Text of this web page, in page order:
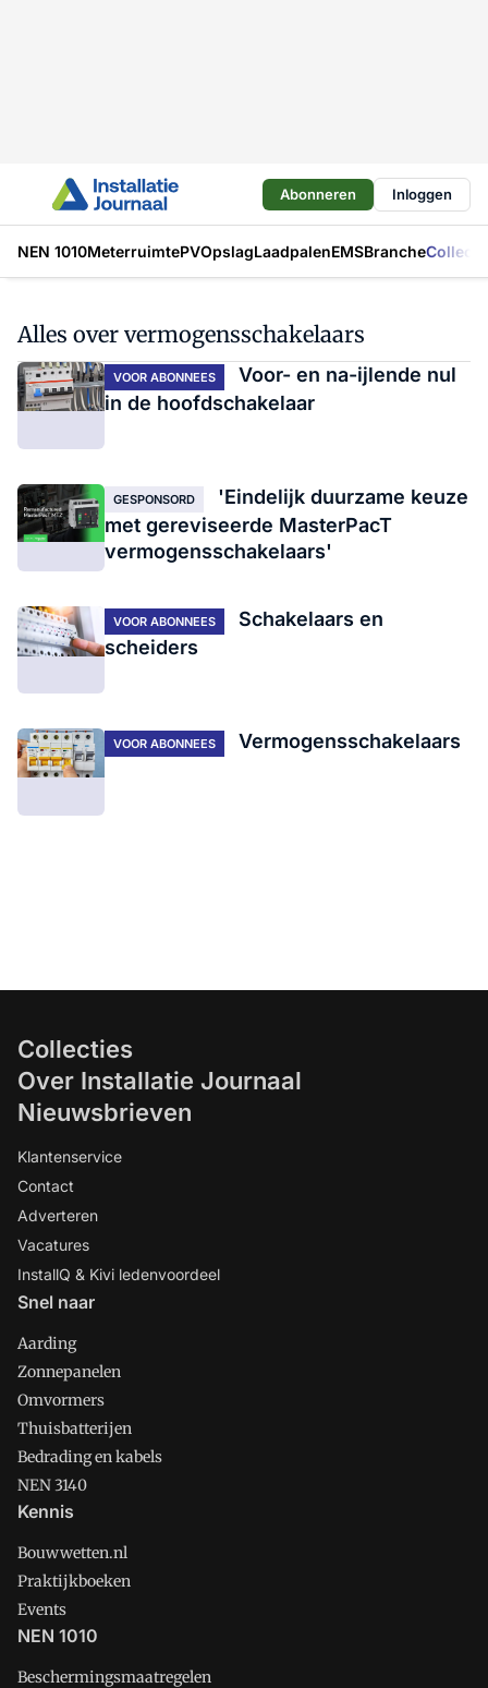
Abonneren Inloggen
NEN 1010MeterruimtePVOpslagLaadpalenEMSBranche
Alles over vermogensschakelaars
VOOR ABONNEES
Voor- en na-ijlende nul
in de hoofdschakelaar
GESPONSORD
'Eindelijk duurzame keuze
met gereviseerde MasterPacT
vermogensschakelaars'
VOOR ABONNEES
Schakelaars en
scheiders
VOOR ABONNEES Vermogensschakelaars
Collecties
Over Installatie Journaal
Nieuwsbrieven
Klantenservice
Contact
Adverteren
Vacatures
InstallQ & Kivi ledenvoordeel
Snel naar
Aarding
Zonnepanelen
Omvormers
Thuisbatterijen
Bedrading en kabels
NEN 3140
Kennis
Bouwwetten.nl
Praktijkboeken
Events
NEN 1010
Beschermingsmaatregelen